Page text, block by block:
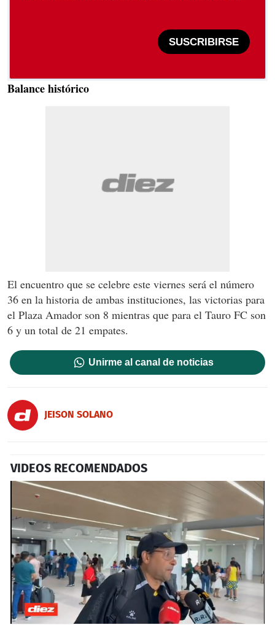
SUSCRIBIRSE
Balance histórico
El encuentro que se celebre este viernes será el número
36 en la historia de ambas instituciones, las victorias para
el Plaza Amador son 8 mientras que para el Tauro FC son
6 y un total de 21 empates.
Unirme al canal de noticias
JEISON SOLANO
VIDEOS RECOMENDADOS